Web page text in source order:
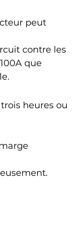
peut
contre les
que
heures ou